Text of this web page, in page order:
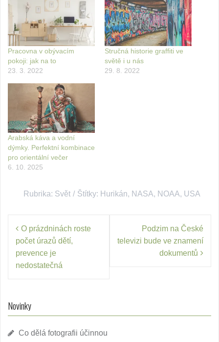
Pracovna v obývacím
pokoji: jak na to
23. 3. 2022
Stručná historie graffiti ve
světě i u nás
29. 8. 2022
Arabská káva a vodní
dýmky. Perfektní kombinace
pro orientální večer
6. 10. 2025
Rubrika: Svět Štítky: Hurikán, NASA, NOAA, USA
Navigace
pro
příspěvek
O prázdninách roste
počet úrazů dětí,
prevence je
nedostatečná
Podzim na České
televizi bude ve znamení
dokumentů
Novinky
Co dělá fotografii účinnou